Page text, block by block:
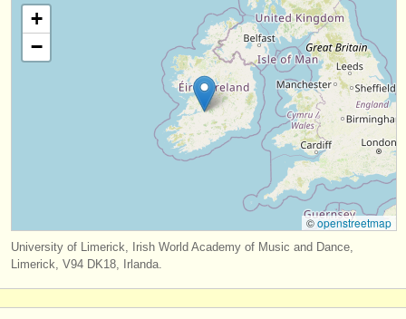
directorios:
orquestas y teatros
jóvenes orquestas
contáctenos
+
−
©openstreetmap
University of Limerick, Irish World Academy of Music and Dance,
Limerick, V94 DK18, Irlanda.